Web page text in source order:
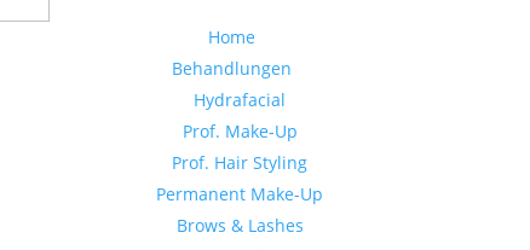
Home
Behandlungen
Hydrafacial
Prof. Make-Up
Prof. Hair Styling
Permanent Make-Up
Brows & Lashes